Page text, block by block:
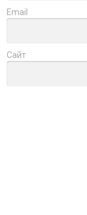
Email
Сайт